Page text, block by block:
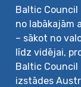
Baltic
no labākajām
– sākot no
līdz vidējai,
Baltic
izstādes